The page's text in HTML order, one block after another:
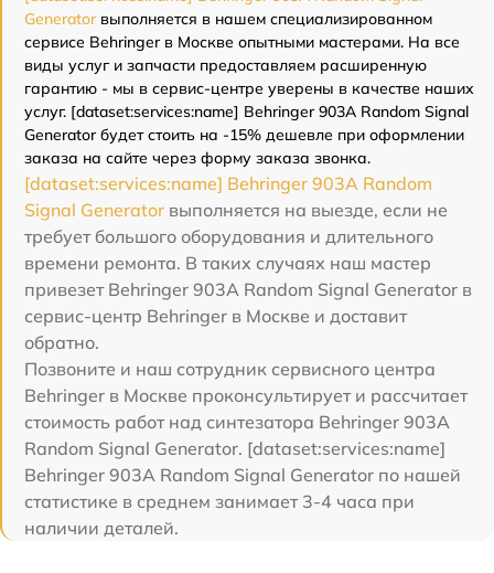
Generator выполняется в нашем специализированном
сервисе Behringer в Москве опытными мастерами. На все
виды услуг и запчасти предоставляем расширенную
гарантию - мы в сервис-центре уверены в качестве наших
услуг. [dataset:services:name] Behringer 903A Random Signal
Generator будет стоить на -15% дешевле при оформлении
заказа на сайте через форму заказа звонка.
[dataset:services:name] Behringer 903A Random
Signal Generator выполняется на выезде, если не
требует большого оборудования и длительного
времени ремонта. В таких случаях наш мастер
привезет Behringer 903A Random Signal Generator в
сервис-центр Behringer в Москве и доставит
обратно.
Позвоните и наш сотрудник сервисного центра
Behringer в Москве проконсультирует и рассчитает
стоимость работ над синтезатора Behringer 903A
Random Signal Generator. [dataset:services:name]
Behringer 903A Random Signal Generator по нашей
статистике в среднем занимает 3-4 часа при
наличии деталей.